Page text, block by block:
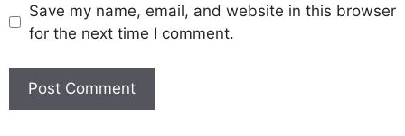
Save my name, email, and website in this browser
for the next time I comment.